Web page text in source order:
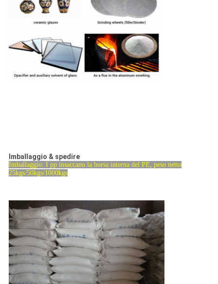
Imballaggio & spedire
Imballaggio: I pp insaccano la borsa interna del PE, peso netto
25kgs/50kgs/1000kgs